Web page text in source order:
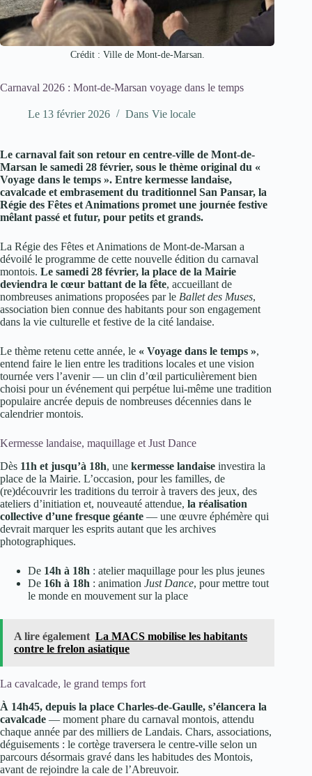
Crédit : Ville de Mont-de-Marsan.
Carnaval 2026 : Mont-de-Marsan voyage dans le temps
Le 13 février 2026 Dans Vie locale
Le carnaval fait son retour en centre-ville de Mont-de-
Marsan le samedi 28 février, sous le thème original du «
Voyage dans le temps ». Entre kermesse landaise,
cavalcade et embrasement du traditionnel San Pansar, la
Régie des Fêtes et Animations promet une journée festive
mêlant passé et futur, pour petits et grands.
La Régie des Fêtes et Animations de Mont-de-Marsan a
dévoilé le programme de cette nouvelle édition du carnaval
montois. Le samedi 28 février, la place de la Mairie
deviendra le cœur battant de la fête, accueillant de
nombreuses animations proposées par le Ballet des Muses,
association bien connue des habitants pour son engagement
dans la vie culturelle et festive de la cité landaise.
Le thème retenu cette année, le « Voyage dans le temps »,
entend faire le lien entre les traditions locales et une vision
tournée vers l’avenir — un clin d’œil particulièrement bien
choisi pour un événement qui perpétue lui-même une tradition
populaire ancrée depuis de nombreuses décennies dans le
calendrier montois.
Kermesse landaise, maquillage et Just Dance
Dès 11h et jusqu’à 18h, une kermesse landaise investira la
place de la Mairie. L’occasion, pour les familles, de
(re)découvrir les traditions du terroir à travers des jeux, des
ateliers d’initiation et, nouveauté attendue, la réalisation
collective d’une fresque géante — une œuvre éphémère qui
devrait marquer les esprits autant que les archives
photographiques.
De 14h à 18h : atelier maquillage pour les plus jeunes
De 16h à 18h : animation Just Dance, pour mettre tout
le monde en mouvement sur la place
A lire également La MACS mobilise les habitants
contre le frelon asiatique
La cavalcade, le grand temps fort
À 14h45, depuis la place Charles-de-Gaulle, s’élancera la
cavalcade — moment phare du carnaval montois, attendu
chaque année par des milliers de Landais. Chars, associations,
déguisements : le cortège traversera le centre-ville selon un
parcours désormais gravé dans les habitudes des Montois,
avant de rejoindre la cale de l’Abreuvoir.